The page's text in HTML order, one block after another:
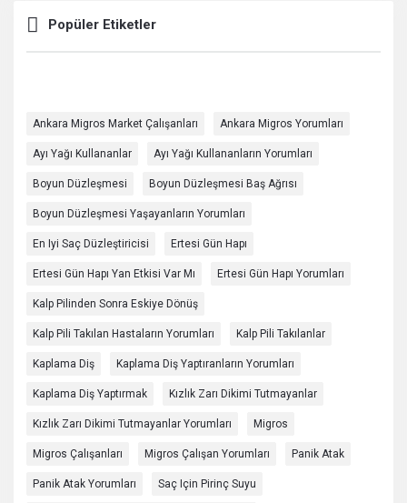
Popüler Etiketler
Ankara Migros Market Çalışanları Ankara Migros Yorumları
Ayı Yağı Kullananlar Ayı Yağı Kullananların Yorumları
Boyun Düzleşmesi Boyun Düzleşmesi Baş Ağrısı
Boyun Düzleşmesi Yaşayanların Yorumları
En Iyi Saç Düzleştiricisi Ertesi Gün Hapı
Ertesi Gün Hapı Yan Etkisi Var Mı Ertesi Gün Hapı Yorumları
Kalp Pilinden Sonra Eskiye Dönüş
Kalp Pili Takılan Hastaların Yorumları Kalp Pili Takılanlar
Kaplama Diş Kaplama Diş Yaptıranların Yorumları
Kaplama Diş Yaptırmak Kızlık Zarı Dikimi Tutmayanlar
Kızlık Zarı Dikimi Tutmayanlar Yorumları Migros
Migros Çalışanları Migros Çalışan Yorumları Panik Atak
Panik Atak Yorumları Saç Için Pirinç Suyu